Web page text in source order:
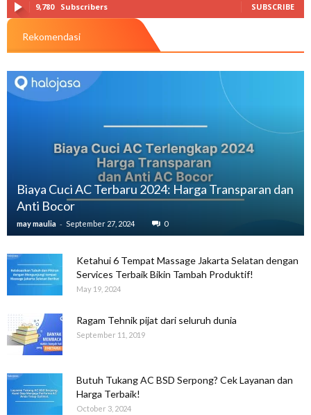
9,780 Subscribers SUBSCRIBE
Rekomendasi
Biaya Cuci AC Terbaru 2024: Harga Transparan dan
Anti Bocor
may maulia - September 27, 2024 0
Ketahui 6 Tempat Massage Jakarta Selatan dengan
Services Terbaik Bikin Tambah Produktif!
May 19, 2024
Ragam Tehnik pijat dari seluruh dunia
September 11, 2019
Butuh Tukang AC BSD Serpong? Cek Layanan dan
Harga Terbaik!
October 3, 2024